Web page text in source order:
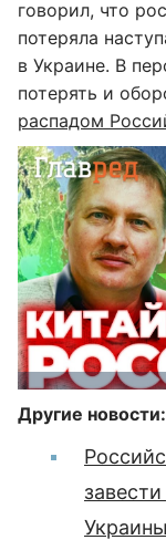
говорил, что
потеряла
в Украине. В
потерять и
распадом
Другие новости:
Украины